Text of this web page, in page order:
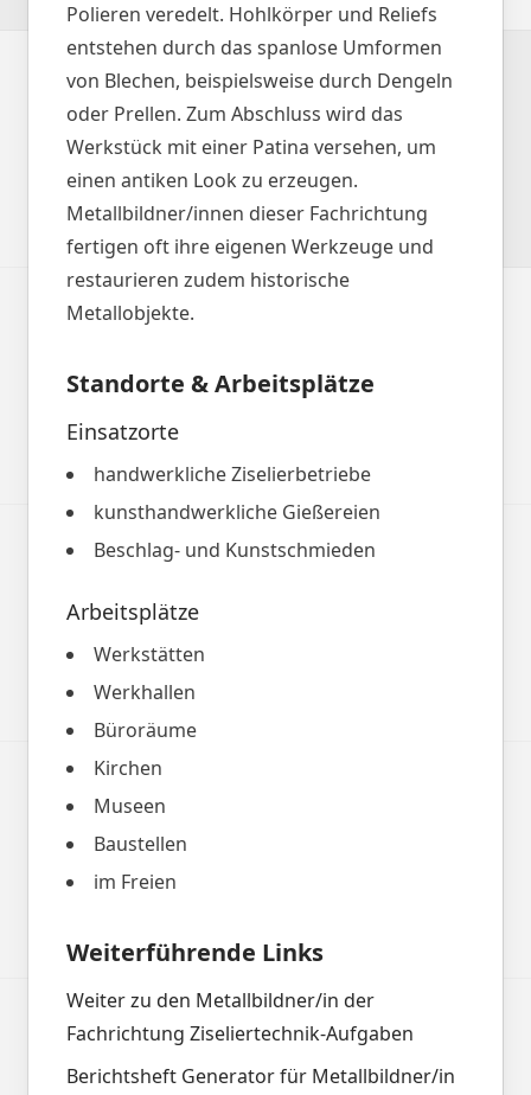
Polieren veredelt. Hohlkörper und Reliefs
entstehen durch das spanlose Umformen
von Blechen, beispielsweise durch Dengeln
oder Prellen. Zum Abschluss wird das
Werkstück mit einer Patina versehen, um
einen antiken Look zu erzeugen.
Metallbildner/innen dieser Fachrichtung
fertigen oft ihre eigenen Werkzeuge und
restaurieren zudem historische
Metallobjekte.
Standorte & Arbeitsplätze
Einsatzorte
handwerkliche Ziselierbetriebe
kunsthandwerkliche Gießereien
Beschlag- und Kunstschmieden
Arbeitsplätze
Werkstätten
Werkhallen
Büroräume
Kirchen
Museen
Baustellen
im Freien
Weiterführende Links
Weiter zu den Metallbildner/in der
Fachrichtung Ziseliertechnik-Aufgaben
Berichtsheft Generator für Metallbildner/in